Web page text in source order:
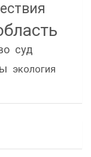
суд
экология